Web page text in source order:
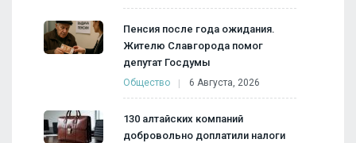
Пенсия после года ожидания.
Жителю Славгорода помог
депутат Госдумы
Общество 6 Августа, 2026
130 алтайских компаний
добровольно доплатили налоги